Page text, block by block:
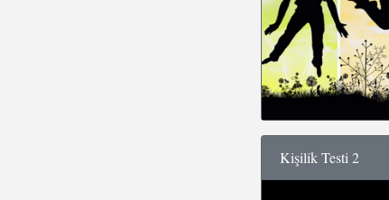
Kişilik Testi 2